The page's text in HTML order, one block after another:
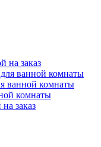
на заказ
ванной комнаты
ванной комнаты
комнаты
заказ